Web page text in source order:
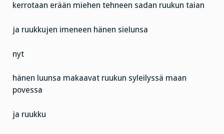
kerrotaan erään miehen tehneen sadan ruukun taian
ja ruukkujen imeneen hänen sielunsa
nyt
hänen luunsa makaavat ruukun syleilyssä maan
povessa
ja ruukku